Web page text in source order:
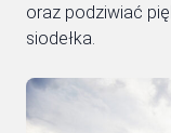
oraz podziwiać
siodełka.